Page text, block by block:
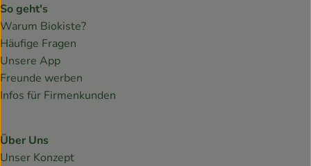
So geht's
Warum Biokiste?
Häufige Fragen
Unsere App
Freunde werben
Infos für Firmenkunden
Über Uns
Unser Konzept